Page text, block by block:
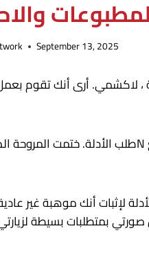
September 13, 2025
، لاكشمي. أرى أنك تقوم
بمتطلبات بسيطة